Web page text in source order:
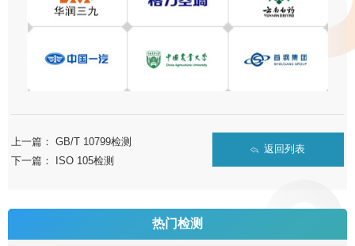
上一篇：GB/T 10799检测
下一篇：
ISO 105检测
返回列表
热门检测